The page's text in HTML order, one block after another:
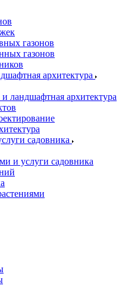
газонов
газонов
архитектура
ландшафтная архитектура
садовника
и услуги садовника